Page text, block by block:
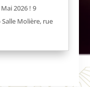
2026 ! 9
Molière, rue